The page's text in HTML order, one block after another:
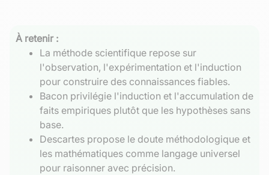
À retenir :
La méthode scientifique repose sur
l'observation, l'expérimentation et l'induction
pour construire des connaissances fiables.
Bacon privilégie l'induction et l'accumulation de
faits empiriques plutôt que les hypothèses sans
base.
Descartes propose le doute méthodologique et
les mathématiques comme langage universel
pour raisonner avec précision.